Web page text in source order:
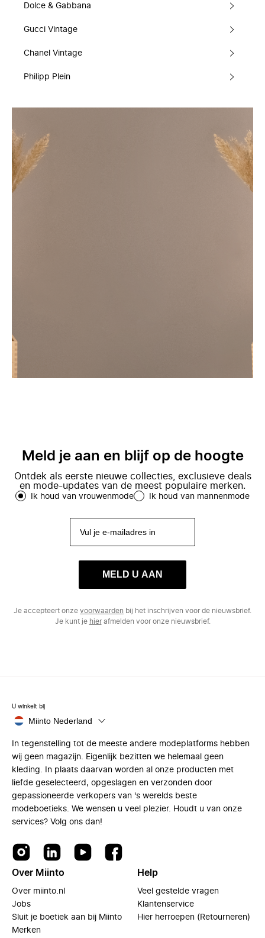
Dolce & Gabbana
Gucci Vintage
Chanel Vintage
Philipp Plein
Meld je aan en blijf op de hoogte
Ontdek als eerste nieuwe collecties, exclusieve deals
en mode-updates van de meest populaire merken.
Ik houd van vrouwenmode Ik houd van mannenmode
MELD U AAN
Je accepteert onze voorwaarden bij het inschrijven voor de nieuwsbrief.
Je kunt je hierafmelden voor onze nieuwsbrief.
U winkelt bij
Miinto Nederland
In tegenstelling tot de meeste andere modeplatforms hebben
wij geen magazijn. Eigenlijk bezitten we helemaal geen
kleding. In plaats daarvan worden al onze producten met
liefde geselecteerd, opgeslagen en verzonden door
gepassioneerde verkopers van 's werelds beste
modeboetieks. We wensen u veel plezier. Houdt u van onze
services? Volg ons dan!
Over Miinto
Over miinto.nl
Jobs
Sluit je boetiek aan bij Miinto
Merken
Help
Veel gestelde vragen
Klantenservice
Hier herroepen (Retourneren)